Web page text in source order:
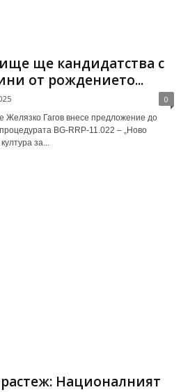
ще кандидатства с
от рождението...
0
Гагов внесе предложение до
BG-RRP-11.022 – „Ново
за...
растеж: Националният